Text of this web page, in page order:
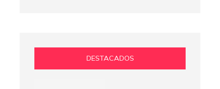
DESTACADOS